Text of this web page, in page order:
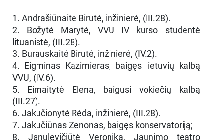
1. Andrašiūnaitė Birutė, inžinierė, (III.28).
2. Božytė Marytė, VVU IV kurso studentė
lituanistė, (III.28).
3. Burauskaitė Birutė, inžinierė, (IV.2).
4. Eigminas Kazimieras, baigęs lietuvių kalbą
VVU, (IV.6).
5. Eimaitytė Elena, baigusi vokiečių kalbą
(III.27).
6. Jakučionytė Rėda, inžinierė, (III.28).
7. Jakučiūnas Zenonas, baigęs konservatoriją;
8. Janulevičiūtė Veronika, Jaunimo teatro